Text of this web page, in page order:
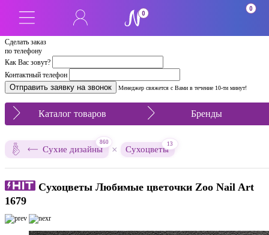
Сделать заказ
по телефону
Как Вас зовут?
Контактный телефон
Менеджер свяжется с Вами в течение 10-ти минут!
0
0
Каталог товаров Бренды
Сухие дизайны
860
× Сухоцветы
13
Сухоцветы Любимые цветочки Zoo Nail Art
1679